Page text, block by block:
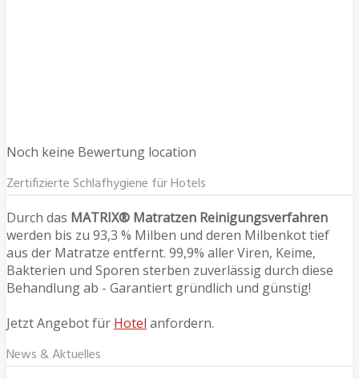
Noch keine Bewertung location
Zertifizierte Schlafhygiene für Hotels
Durch das MATRIX® Matratzen Reinigungsverfahren
werden bis zu 93,3 % Milben und deren Milbenkot tief
aus der Matratze entfernt. 99,9% aller Viren, Keime,
Bakterien und Sporen sterben zuverlässig durch diese
Behandlung ab - Garantiert gründlich und günstig!
Jetzt Angebot für Hotel anfordern.
News & Aktuelles